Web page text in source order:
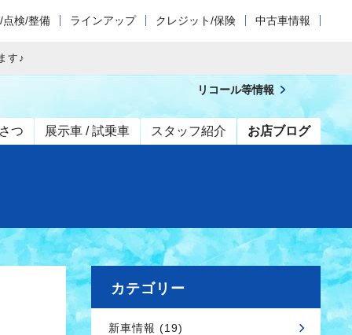
点検/整備 ラインアップ クレジット/保険 中古車情報
す♪
つ 展示車 / 試乗車 スタッフ紹介 お店ブログ
リコール等情報
カテゴリー
新車情報 (19)